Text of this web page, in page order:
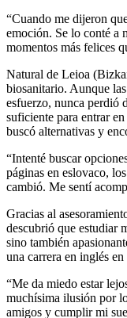
“Cuando me dijeron
emoción. Se lo conté a
momentos más felices
Natural de Leioa
biosanitario. Aunque
esfuerzo, nunca perdió
suficiente para entrar
buscó alternativas y
“Intenté buscar
páginas en eslovaco,
cambió. Me sentí
Gracias al
descubrió que estudiar
sino también
una carrera en inglés
“Me da miedo estar
muchísima ilusión por
amigos y cumplir mi